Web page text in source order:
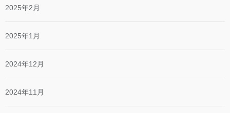
2025年2月
2025年1月
2024年12月
2024年11月